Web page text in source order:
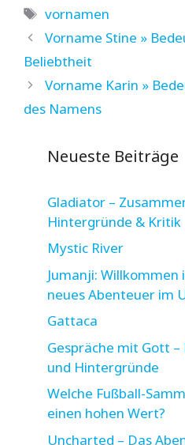
Schlagwörter
vornamen
Vorname Stine »
Beliebtheit
Vorname Karin »
des Namens
Neueste Beiträge
Gladiator –
Hintergründe & Kritik
Mystic River
Jumanji: Willkommen
neues Abenteuer im
Gattaca
Gespräche mit Gott
und Hintergründe
Welche Fußball-
einen hohen Wert?
Uncharted – Das